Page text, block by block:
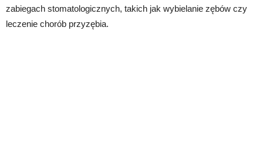
zabiegach stomatologicznych, takich jak wybielanie zębów czy
leczenie chorób przyzębia.